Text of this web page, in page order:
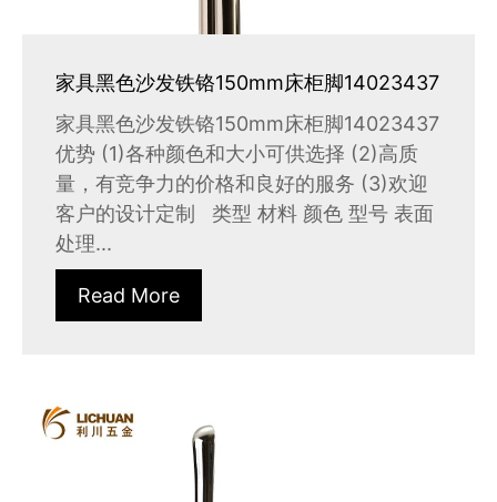
家具黑色沙发铁铬150mm床柜脚14023437
家具黑色沙发铁铬150mm床柜脚14023437
优势 (1)各种颜色和大小可供选择 (2)高质
量，有竞争力的价格和良好的服务 (3)欢迎
客户的设计定制 类型 材料 颜色 型号 表面
处理...
Read More